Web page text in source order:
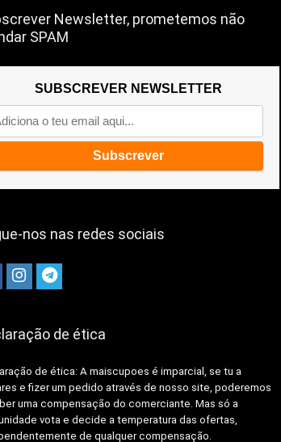
Newsletter, prometemos não
SPAM
SUBSCREVER NEWSLETTER
nos nas redes sociais
de ética
de ética: Amaiscupoes é imparcial, se tu a
e fizer um pedido através de nosso site, poderemos
uma compensação do comerciante. Mas só a
vota e decide a temperatura das ofertas,
de qualquer compensação.